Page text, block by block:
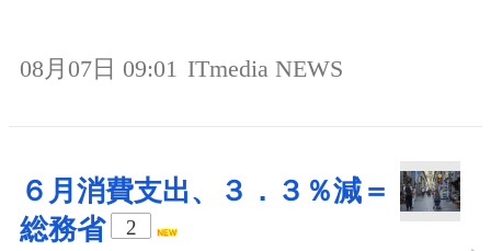
08月07日 09:01 ITmedia NEWS
６月消費支出、３．３％減＝
総務省
2